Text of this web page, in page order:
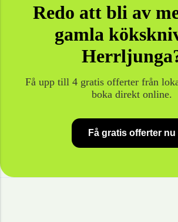
Redo att bli av
gamla
Herrljunga
Få upp till 4 gratis offerter från
boka direkt online.
Få gratis offerter nu